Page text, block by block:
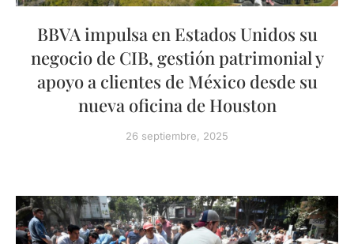
BBVA impulsa en Estados Unidos su
negocio de CIB, gestión patrimonial y
apoyo a clientes de México desde su
nueva oficina de Houston
26 septiembre, 2025